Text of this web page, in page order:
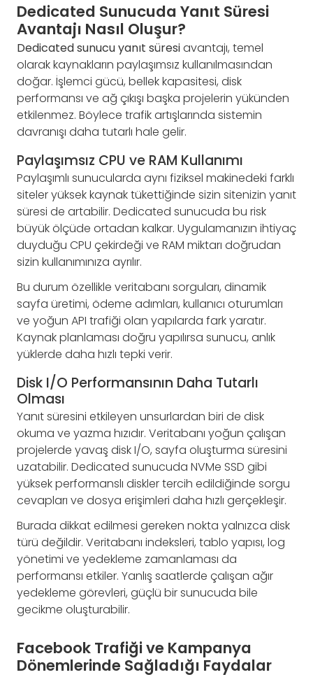
Dedicated Sunucuda Yanıt Süresi
Avantajı Nasıl Oluşur?
Dedicated sunucu yanıt süresiavantajı, temel
olarak kaynakların paylaşımsız kullanılmasından
doğar. İşlemci gücü, bellek kapasitesi, disk
performansı ve ağ çıkışı başka projelerin yükünden
etkilenmez. Böylece trafik artışlarında sistemin
davranışı daha tutarlı hale gelir.
Paylaşımsız CPU ve RAM Kullanımı
Paylaşımlı sunucularda aynı fiziksel makinedeki farklı
siteler yüksek kaynak tükettiğinde sizin sitenizin yanıt
süresi de artabilir. Dedicated sunucuda bu risk
büyük ölçüde ortadan kalkar. Uygulamanızın ihtiyaç
duyduğu CPU çekirdeği ve RAM miktarı doğrudan
sizin kullanımınıza ayrılır.
Bu durum özellikle veritabanı sorguları, dinamik
sayfa üretimi, ödeme adımları, kullanıcı oturumları
ve yoğun API trafiği olan yapılarda fark yaratır.
Kaynak planlaması doğru yapılırsa sunucu, anlık
yüklerde daha hızlı tepki verir.
Disk I/O Performansının Daha Tutarlı
Olması
Yanıt süresini etkileyen unsurlardan biri de disk
okuma ve yazma hızıdır. Veritabanı yoğun çalışan
projelerde yavaş disk I/O, sayfa oluşturma süresini
uzatabilir. Dedicated sunucuda NVMe SSD gibi
yüksek performanslı diskler tercih edildiğinde sorgu
cevapları ve dosya erişimleri daha hızlı gerçekleşir.
Burada dikkat edilmesi gereken nokta yalnızca disk
türü değildir. Veritabanı indeksleri, tablo yapısı, log
yönetimi ve yedekleme zamanlaması da
performansı etkiler. Yanlış saatlerde çalışan ağır
yedekleme görevleri, güçlü bir sunucuda bile
gecikme oluşturabilir.
Facebook Trafiği ve Kampanya
Dönemlerinde Sağladığı Faydalar